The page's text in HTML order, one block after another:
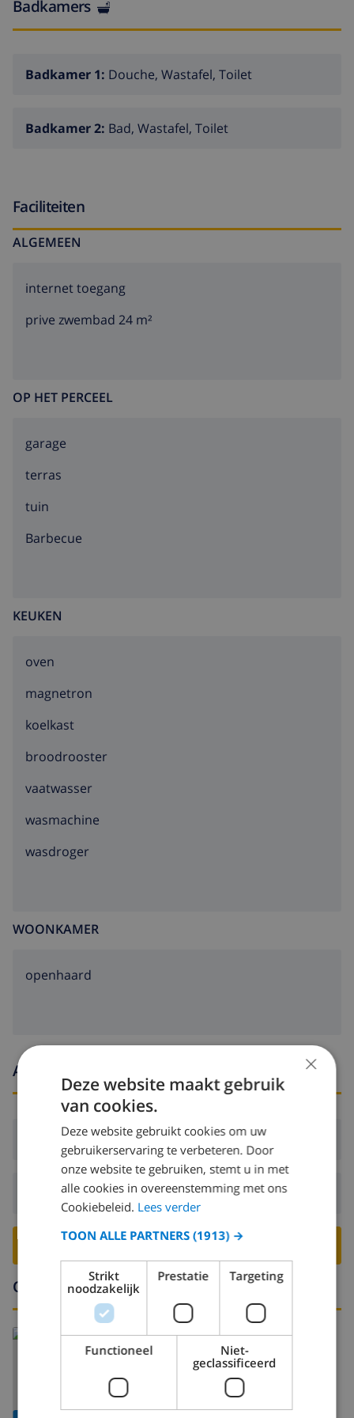
Badkamers
Badkamer 1: Douche, Wastafel, Toilet
Badkamer 2: Bad, Wastafel, Toilet
Faciliteiten
ALGEMEEN
internet toegang
prive zwembad 24 m²
OP HET PERCEEL
garage
terras
tuin
barbecue
KEUKEN
oven
magnetron
koelkast
broodrooster
vaatwasser
wasmachine
wasdroger
WOONKAMER
openhaard
Aankomst- en vertrektijden
Aankomst:Vanaf 16:00 voor 20:00
Vertrek:Voor: 10:00
BOEK DEZE VILLA ›
Omgeving
×
Deze website maakt gebruik
van cookies.
Deze website gebruikt cookies om uw
gebruikerservaring te verbeteren. Door
onze website te gebruiken, stemt u in met
alle cookies in overeenstemming met ons
Cookiebeleid. Lees verder
TOON ALLE PARTNERS(1913) →
Strikt
noodzakelijk
Prestatie Targeting
Functioneel
Niet-
geclassificeerd